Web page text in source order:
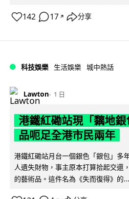
142 17 ↗ 分享
科技娛樂 生活娛樂 城中熱話
Lawton 1 日
港鐵紅磡站現「黐地
品呃足全港市民兩年
港鐵紅磡站月台一個銀色「銀包」多
人遺失財物，事主原本打算拾起交還
的藝術品。這件名為《失而復得》的...